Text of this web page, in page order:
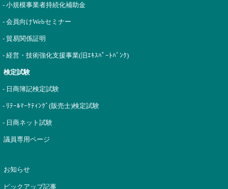
- 小規模事業者持続化補助金
- 会員向けWebセミナー
- 貿易関係証明
- 経営・技術強化支援事業(旧ｴｷｽﾊﾟｰﾄﾊﾞﾝｸ)
検定試験
- 日商簿記検定試験
- ﾘﾃｰﾙﾏｰｹﾃｨﾝｸﾞ(販売士)検定試験
- 日商ネット試験
議員専用ページ
お知らせ
ピックアップ記事